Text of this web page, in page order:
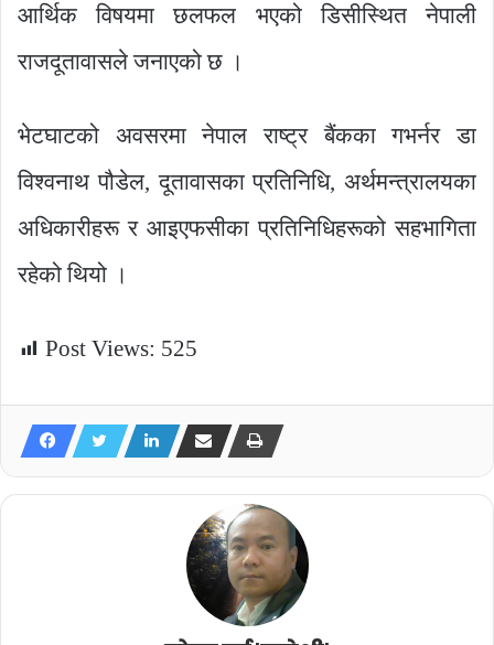
आर्थिक विषयमा छलफल भएको डिसीस्थित नेपाली
राजदूतावासले जनाएको छ ।
भेटघाटको अवसरमा नेपाल राष्ट्र बैंकका गभर्नर डा
विश्वनाथ पौडेल, दूतावासका प्रतिनिधि, अर्थमन्त्रालयका
अधिकारीहरू र आइएफसीका प्रतिनिधिहरूको सहभागिता
रहेको थियो ।
Post Views: 525